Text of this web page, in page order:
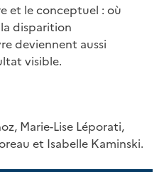
et le conceptuel : où
disparition
deviennent aussi
visible.
Marie-Lise Léporati,
et Isabelle Kaminski.